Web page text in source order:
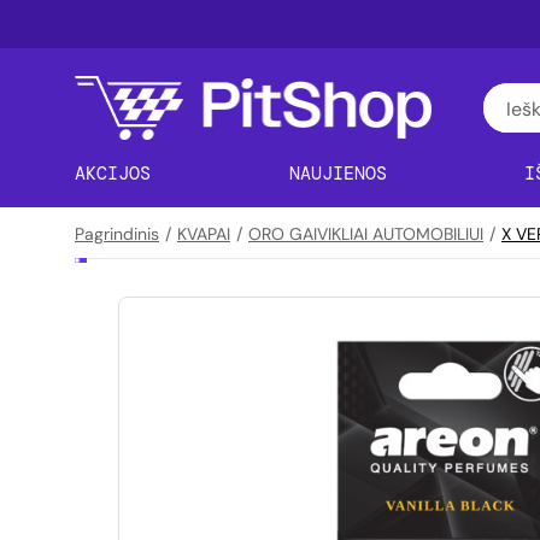
AKCIJOS NAUJIENOS
Pagrindinis / KVAPAI / ORO GAIVIKLIAI AUTOMOBILIUI / X